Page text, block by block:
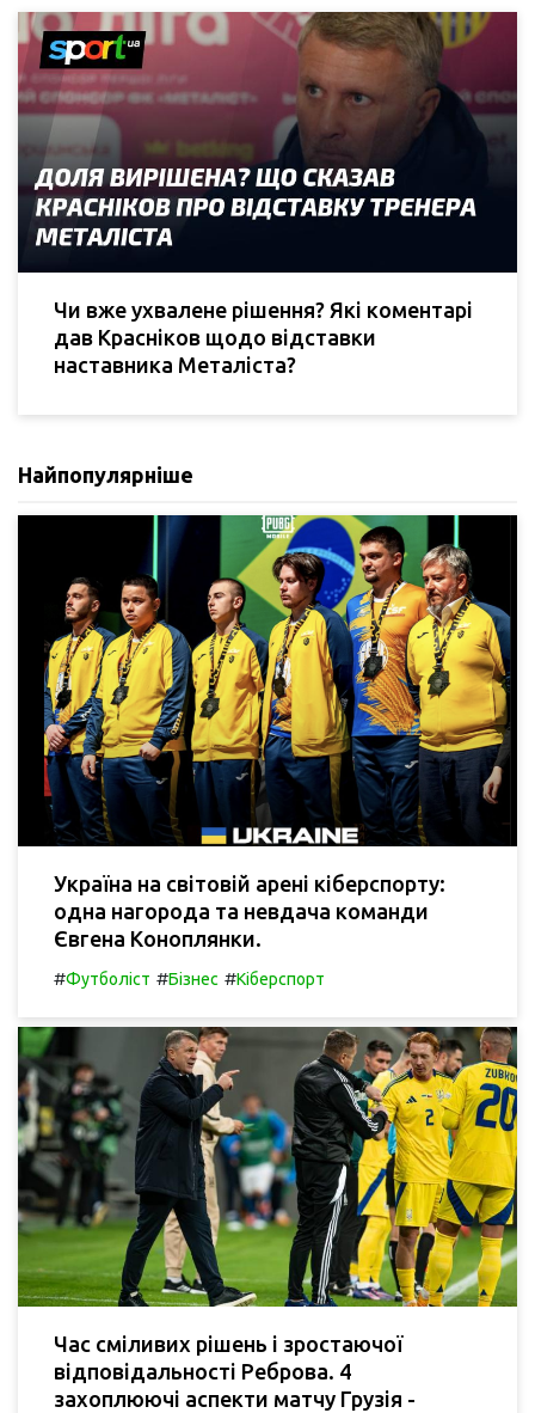
Чи вже ухвалене рішення? Які коментарі
дав Красніков щодо відставки
наставника Металіста?
Найпопулярніше
Україна на світовій арені кіберспорту:
одна нагорода та невдача команди
Євгена Коноплянки.
#Футболіст #Бізнес #Кіберспорт
Час сміливих рішень і зростаючої
відповідальності Реброва. 4
захоплюючі аспекти матчу Грузія -